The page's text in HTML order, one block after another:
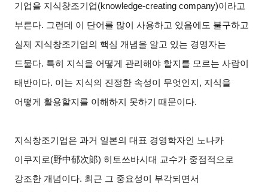
기업을 지식창조기업(knowledge-creating company)이라고
부른다. 그런데 이 단어를 많이 사용하고 있음에도 불구하고
실제 지식창조기업의 핵심 개념을 알고 있는 경영자는
드물다. 특히 지식을 어떻게 관리해야 할지를 모르는 사람이
태반이다. 이는 지식의 진정한 속성이 무엇인지, 지식을
어떻게 활용할지를 이해하지 못하기 때문이다.
지식창조기업은 과거 일본의 대표 경영학자인 노나카
이쿠지로(野中郁次郞) 히토쓰바시대 교수가 중점적으로
강조한 개념이다. 최근 그 중요성이 부각되면서